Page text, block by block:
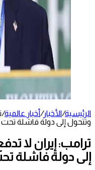
الرئيسية/الأخبار/أخبار عالمية/
وتتحول إلى دولة فاشلة تحت
ترامب: إيران لا
إلى دولة فاشلة